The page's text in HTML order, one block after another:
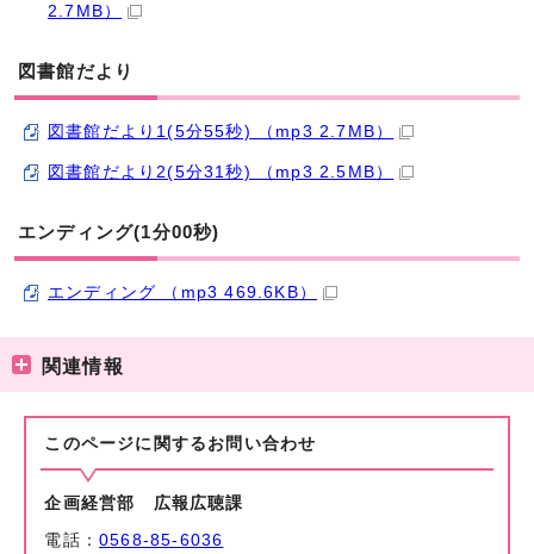
2.7MB）
図書館だより
図書館だより1(5分55秒) （mp3 2.7MB）
図書館だより2(5分31秒) （mp3 2.5MB）
エンディング(1分00秒)
エンディング （mp3 469.6KB）
関連情報
このページに関する お問い合わせ
企画経営部 広報広聴課
電話：0568-85-6036